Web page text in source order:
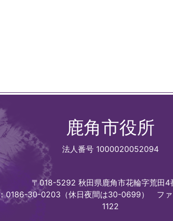
鹿角市役所
法人番号 1000020052094
〒018-5292 秋田県鹿角市花輪字荒田4
0186-30-0203（休日夜間は30-0699）
フ
1122